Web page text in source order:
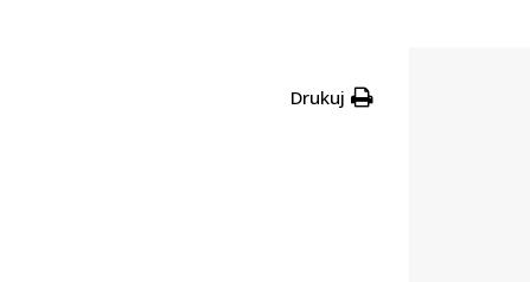
Drukuj